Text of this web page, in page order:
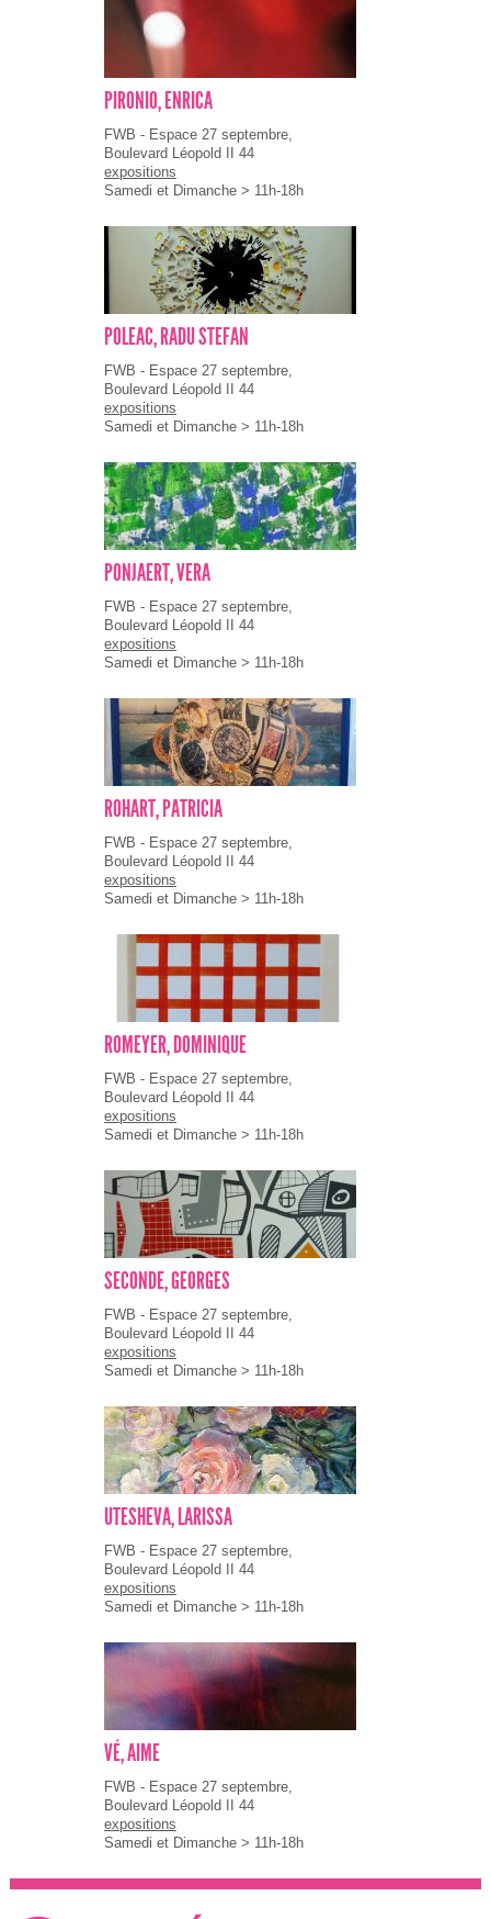
PIRONIO, ENRICA
FWB - Espace 27 septembre,
Boulevard Léopold II 44
expositions
Samedi et Dimanche > 11h-18h
POLEAC, RADU STEFAN
FWB - Espace 27 septembre,
Boulevard Léopold II 44
expositions
Samedi et Dimanche > 11h-18h
PONJAERT, VERA
FWB - Espace 27 septembre,
Boulevard Léopold II 44
expositions
Samedi et Dimanche > 11h-18h
ROHART, PATRICIA
FWB - Espace 27 septembre,
Boulevard Léopold II 44
expositions
Samedi et Dimanche > 11h-18h
ROMEYER, DOMINIQUE
FWB - Espace 27 septembre,
Boulevard Léopold II 44
expositions
Samedi et Dimanche > 11h-18h
SECONDE, GEORGES
FWB - Espace 27 septembre,
Boulevard Léopold II 44
expositions
Samedi et Dimanche > 11h-18h
UTESHEVA, LARISSA
FWB - Espace 27 septembre,
Boulevard Léopold II 44
expositions
Samedi et Dimanche > 11h-18h
VÉ, AIME
FWB - Espace 27 septembre,
Boulevard Léopold II 44
expositions
Samedi et Dimanche > 11h-18h